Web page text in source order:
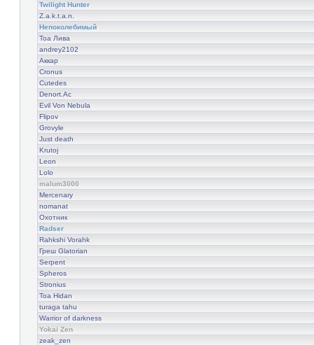
Twilight Hunter
Z.a.k.t.a.n.
Непоколебимый
Тоа Лива
andrey2102
Аккар
Cronus
Cutedes
Denort.Ac
Evil Von Nebula
Flipov
Grovyle
Just death
Krutoj
Leon
Lolo
malum3000
Mercenary
nomanat
Охотник
Radser
Rahkshi Vorahk
Греш Glatorian
Serpent
Spheros
Stronius
Toa Hidan
turaga tahu
Warrior of darkness
Yokai Zen
zeak_zen